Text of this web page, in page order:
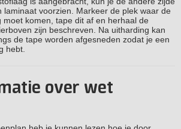
laminaat voorzien. Markeer de plek waar de
moet komen, tape dit af en herhaal de
zijn beschreven. Na uitharding kan
de tape worden afgesneden zodat je een
hebt.
over wet